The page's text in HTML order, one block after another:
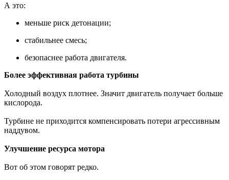
А это:
меньше риск детонации;
стабильнее смесь;
безопаснее работа двигателя.
Более эффективная работа турбины
Холодный воздух плотнее. Значит двигатель получает больше
кислорода.
Турбине не приходится компенсировать потери агрессивным
наддувом.
Улучшение ресурса мотора
Вот об этом говорят редко.